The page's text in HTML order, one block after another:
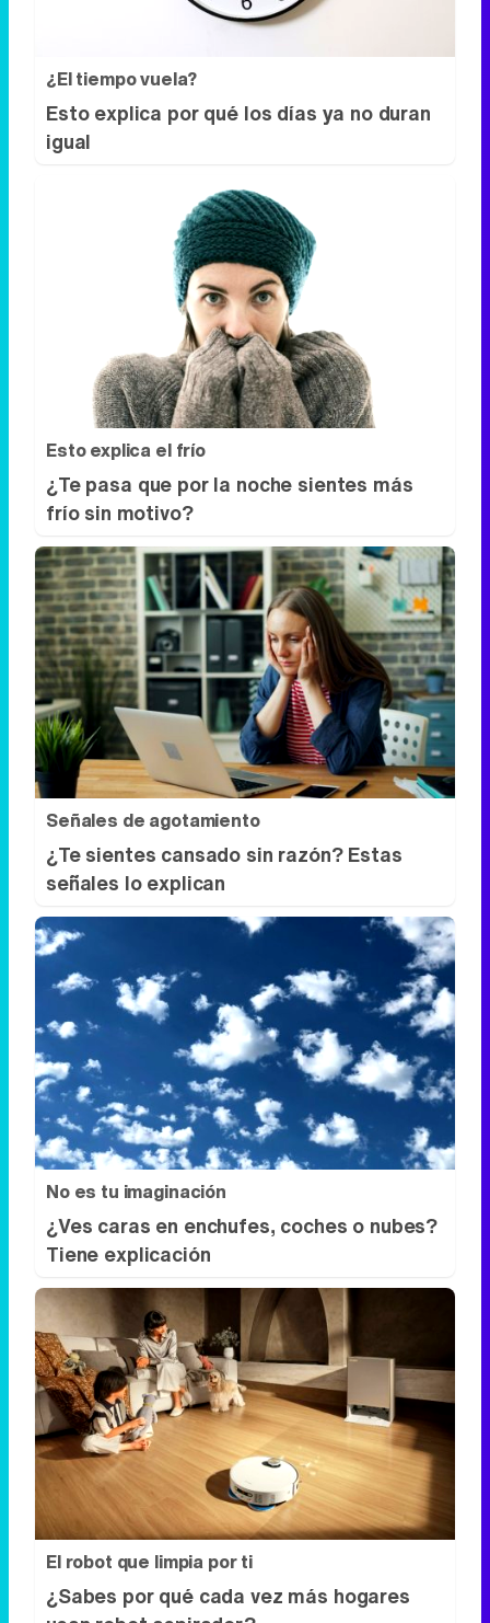
¿El tiempo vuela?
Esto explica por qué los días ya no duran
igual
Esto explica el frío
¿Te pasa que por la noche sientes más
frío sin motivo?
Señales de agotamiento
¿Te sientes cansado sin razón? Estas
señales lo explican
No es tu imaginación
¿Ves caras en enchufes, coches o nubes?
Tiene explicación
El robot que limpia por ti
¿Sabes por qué cada vez más hogares